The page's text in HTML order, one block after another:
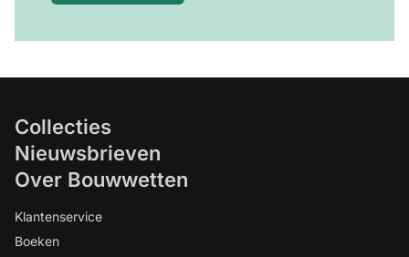
Collecties
Nieuwsbrieven
Over Bouwwetten
Klantenservice
Boeken